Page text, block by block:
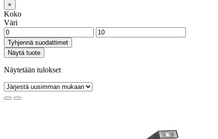
×
Koko
Väri
Tyhjennä suodattimet
Näytä tuote
Näytetään tulokset